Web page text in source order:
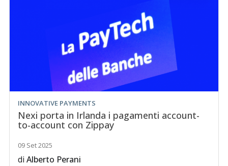
INNOVATIVE PAYMENTS
Nexi porta in Irlanda i pagamenti account-
to-account con Zippay
09 Set 2025
diAlberto Perani